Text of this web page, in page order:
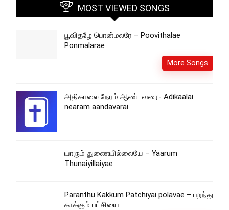
MOST VIEWED SONGS
பூவிதழே பொன்மலரே – Poovithalae
Ponmalarae
More Songs
அதிகாலை நேரம் ஆண்டவரை- Adikaalai
nearam aandavarai
யாரும் துணையில்லையே – Yaarum
Thunaiyillaiyae
Paranthu Kakkum Patchiyai polavae – பறந்து
காக்கும் பட்சியை